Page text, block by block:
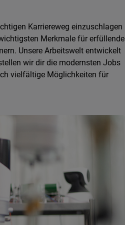
Karriereweg einzuschlagen
Merkmale für erfüllende
Unsere Arbeitswelt entwickelt
wir dir die modernsten Jobs
vielfältige Möglichkeiten für